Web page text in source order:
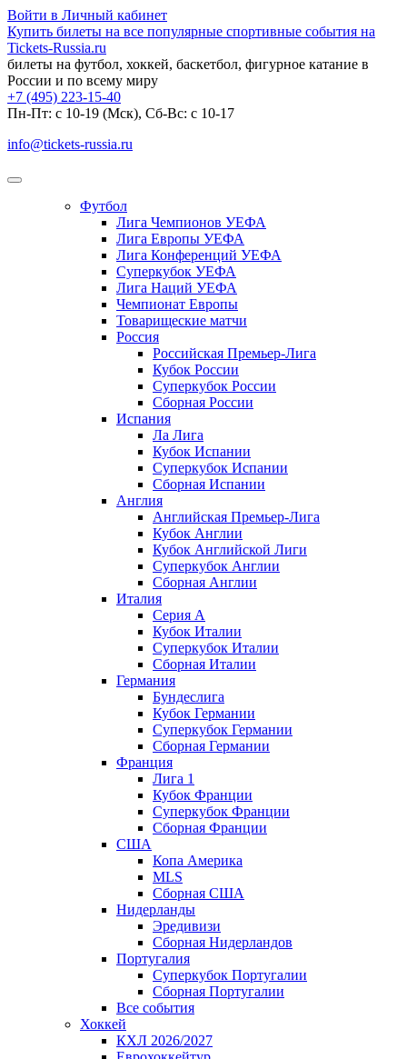
Войти в Личный кабинет
Купить билеты на все популярные спортивные события на
Tickets-Russia.ru
билеты на футбол, хоккей, баскетбол, фигурное катание в
России и по всему миру
+7 (495) 223-15-40
Пн-Пт: c 10-19 (Мск), Сб-Вс: с 10-17
info@tickets-russia.ru
Футбол
Лига Чемпионов УЕФА
Лига Европы УЕФА
Лига Конференций УЕФА
Суперкубок УЕФА
Лига Наций УЕФА
Чемпионат Европы
Товарищеские матчи
Россия
Российская Премьер-Лига
Кубок России
Суперкубок России
Сборная России
Испания
Ла Лига
Кубок Испании
Суперкубок Испании
Сборная Испании
Англия
Английская Премьер-Лига
Кубок Англии
Кубок Английской Лиги
Суперкубок Англии
Сборная Англии
Италия
Серия А
Кубок Италии
Суперкубок Италии
Сборная Италии
Германия
Бундеслига
Кубок Германии
Суперкубок Германии
Сборная Германии
Франция
Лига 1
Кубок Франции
Суперкубок Франции
Сборная Франции
США
Копа Америка
MLS
Сборная США
Нидерланды
Эредивизи
Сборная Нидерландов
Португалия
Суперкубок Португалии
Сборная Португалии
Все события
Хоккей
КХЛ 2026/2027